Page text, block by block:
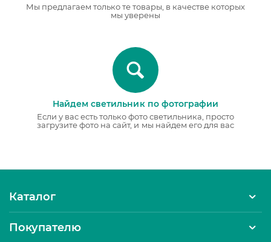
Мы предлагаем только те товары, в качестве которых
мы уверены
Найдем светильник по фотографии
Если у вас есть только фото светильника, просто
загрузите фото на сайт, и мы найдем его для вас
Каталог
Покупателю